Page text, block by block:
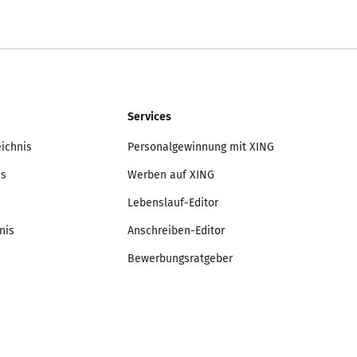
Services
Personalgewinnung mit XING
Werben auf XING
Lebenslauf-Editor
Anschreiben-Editor
Bewerbungsratgeber